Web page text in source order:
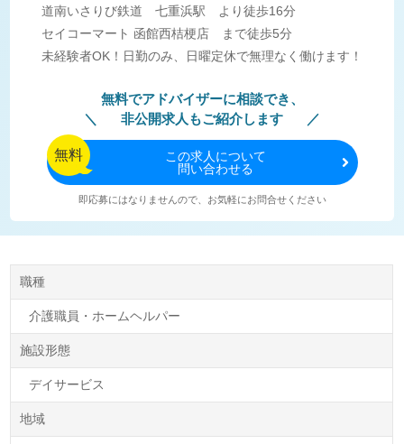
道南いさりび鉄道 七重浜駅 より徒歩16分
セイコーマート 函館西桔梗店 まで徒歩5分
未経験者OK！日勤のみ、日曜定休で無理なく働けます！
無料でアドバイザーに相談でき、
非公開求人もご紹介します
無料 この求人について
問い合わせる
即応募にはなりませんので、お気軽にお問合せください
職種
介護職員・ホームヘルパー
施設形態
デイサービス
地域